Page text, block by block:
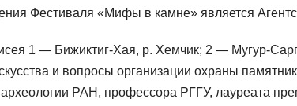
Фестиваля «Мифы в камне» является
1 — Бижиктиг-Хая, р. Хемчик; 2 — Мугур-
и вопросы организации охраны
археологии РАН, профессора РГГУ, лауреата